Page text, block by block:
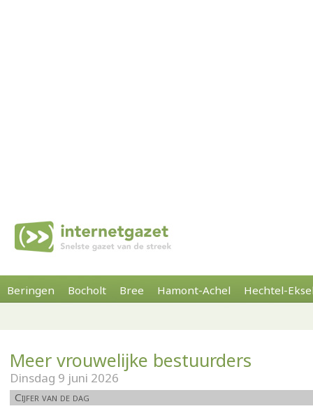
Beringen Bocholt Bree Hamont-Achel Hechtel-
Meer vrouwelijke bestuurders
Dinsdag 9 juni 2026
Cijfer van de dag